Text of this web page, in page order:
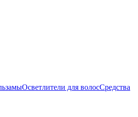
Осветлители для волосСредства